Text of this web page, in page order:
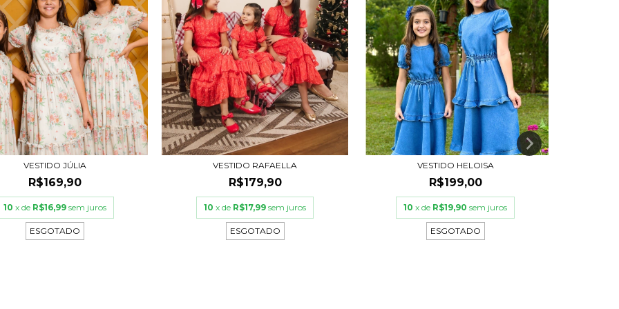
VESTIDO JÚLIA
R$169,90
10 x de R$16,99 sem juros
ESGOTADO
VESTIDO RAFAELLA
R$179,90
10 x de R$17,99 sem juros
ESGOTADO
VESTIDO HELOISA
R$199,00
10 x de R$19,90 sem juros
ESGOTADO